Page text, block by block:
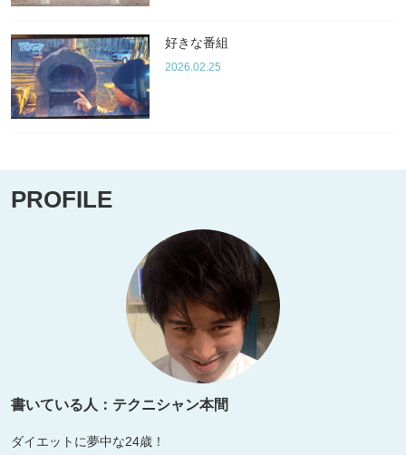
好きな番組
2026.02.25
PROFILE
書いている人：テクニシャン本間
ダイエットに夢中な24歳！